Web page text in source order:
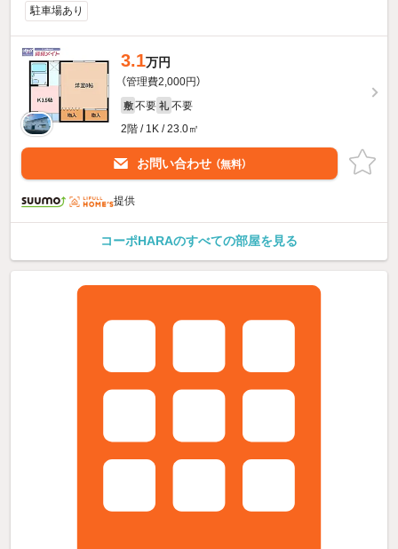
駐車場あり
3.1万円
（管理費2,000円）
敷 不要 礼 不要
2階 / 1K / 23.0㎡
お問い合わせ （無料）
提供
コーポHARAのすべての部屋を見る